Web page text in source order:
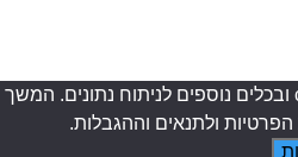
אנו משתמשים בקבצי cookies ובכלים נוספים לניתוח נתונים. המשך
ולתנאים וההגבלות.